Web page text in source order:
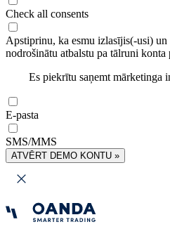
Check all consents
Apstiprinu, ka esmu izlasījis(-usi)
nodrošinātu atbalstu pa tālruni
Es piekrītu saņemt
E-pasta
SMS/MMS
ATVĒRT DEMO KONTU »